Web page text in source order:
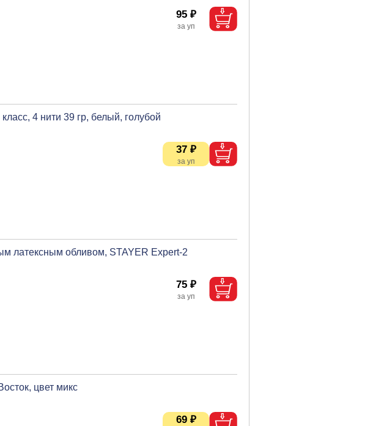
95 ₽
4 нити 39 гр, белый, голубой
37 ₽
латексным обливом, STAYER Expert-2
75 ₽
цвет микс
69 ₽